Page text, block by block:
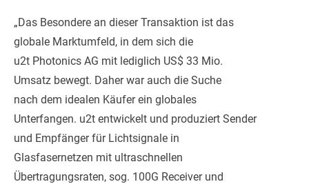
„Das Besondere an dieser Transaktion ist das
globale Marktumfeld, in dem sich die
u2t Photonics AG mit lediglich US$ 33 Mio.
Umsatz bewegt. Daher war auch die Suche
nach dem idealen Käufer ein globales
Unterfangen. u2t entwickelt und produziert Sender
und Empfänger für Lichtsignale in
Glasfasernetzen mit ultraschnellen
Übertragungsraten, sog. 100G Receiver und